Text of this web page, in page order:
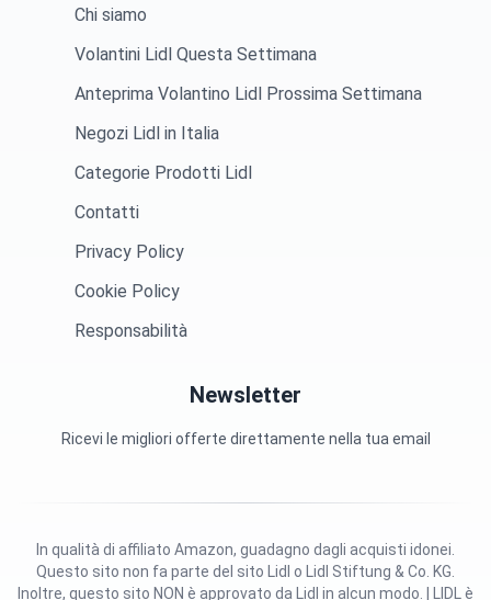
Chi siamo
Volantini Lidl Questa Settimana
Anteprima Volantino Lidl Prossima Settimana
Negozi Lidl in Italia
Categorie Prodotti Lidl
Contatti
Privacy Policy
Cookie Policy
Responsabilità
Newsletter
Ricevi le migliori offerte direttamente nella tua email
Questo sito non fa parte del sito Lidl o Lidl Stiftung & Co. KG.
Inoltre, questo sito NON è approvato da Lidl in alcun modo. | LIDL è
In qualità di affiliato Amazon, guadagno dagli acquisti idonei.